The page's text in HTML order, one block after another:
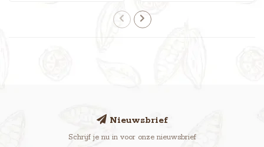
Nieuwsbrief
Schrijf je nu in voor onze nieuwsbrief